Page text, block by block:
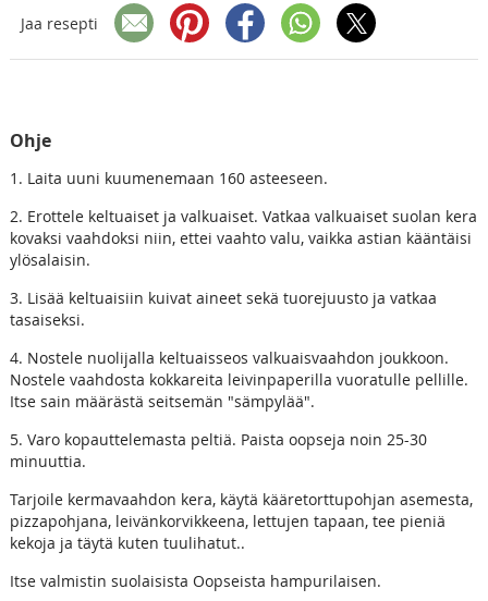
Jaa resepti
Ohje
1. Laita uuni kuumenemaan 160 asteeseen.
2. Erottele keltuaiset ja valkuaiset. Vatkaa valkuaiset suolan kera
kovaksi vaahdoksi niin, ettei vaahto valu, vaikka astian kääntäisi
ylösalaisin.
3. Lisää keltuaisiin kuivat aineet sekä tuorejuusto ja vatkaa
tasaiseksi.
4. Nostele nuolijalla keltuaisseos valkuaisvaahdon joukkoon.
Nostele vaahdosta kokkareita leivinpaperilla vuoratulle pellille.
Itse sain määrästä seitsemän "sämpylää".
5. Varo kopauttelemasta peltiä. Paista oopseja noin 25-30
minuuttia.
Tarjoile kermavaahdon kera, käytä kääretorttupohjan asemesta,
pizzapohjana, leivänkorvikkeena, lettujen tapaan, tee pieniä
kekoja ja täytä kuten tuulihatut..
Itse valmistin suolaisista Oopseista hampurilaisen.